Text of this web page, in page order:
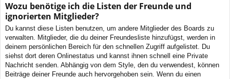
Wozu benötige ich die Listen der Freunde und
ignorierten Mitglieder?
Du kannst diese Listen benutzen, um andere Mitglieder des Boards zu
verwalten. Mitglieder, die du deiner Freundesliste hinzufügst, werden in
deinem persönlichen Bereich für den schnellen Zugriff aufgelistet. Du
siehst dort deren Onlinestatus und kannst ihnen schnell eine Private
Nachricht senden. Abhängig von dem Style, den du verwendest, können
Beiträge deiner Freunde auch hervorgehoben sein. Wenn du einen